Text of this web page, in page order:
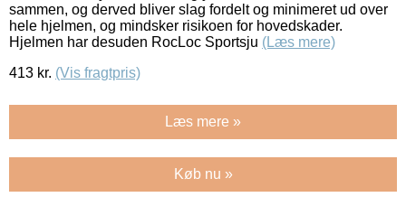
sammen, og derved bliver slag fordelt og minimeret ud over
hele hjelmen, og mindsker risikoen for hovedskader.
Hjelmen har desuden RocLoc Sportsju (Læs mere)
413 kr. (Vis fragtpris)
Læs mere »
Køb nu »